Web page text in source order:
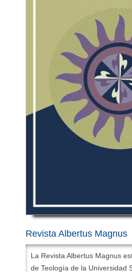
Carlos
Correo electrónico:
Revista Albertus Magnus
La Revista Albertus Magnus
de Teología de la Universidad